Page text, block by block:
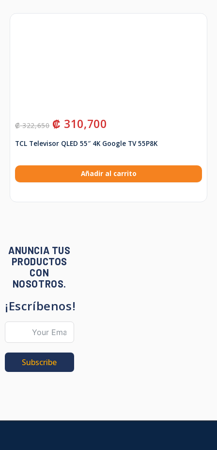
₡322,650 ₡ 310,700
TCL Televisor QLED 55″ 4K Google TV 55P8K
Añadir al carrito
ANUNCIA TUS
PRODUCTOS
CON
NOSOTROS.
¡Escríbenos!
Subscribe